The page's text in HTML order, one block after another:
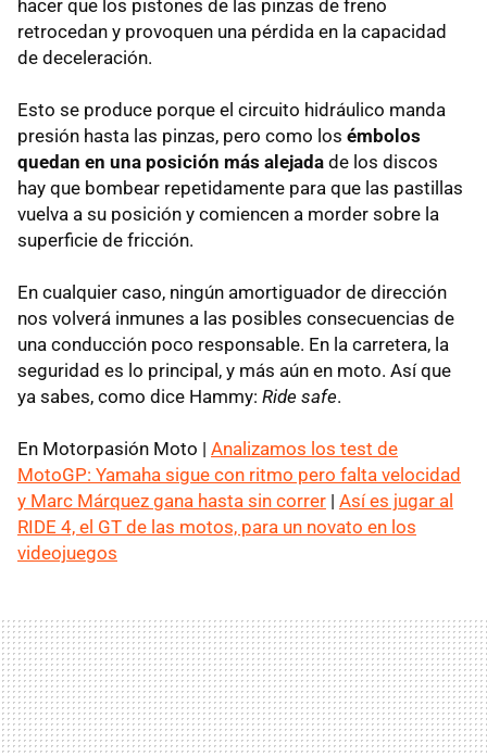
hacer que los pistones de las pinzas de freno
retrocedan y provoquen una pérdida en la capacidad
de deceleración.
Esto se produce porque el circuito hidráulico manda
presión hasta las pinzas, pero como los émbolos
quedan en una posición más alejada de los discos
hay que bombear repetidamente para que las pastillas
vuelva a su posición y comiencen a morder sobre la
superficie de fricción.
En cualquier caso, ningún amortiguador de dirección
nos volverá inmunes a las posibles consecuencias de
una conducción poco responsable. En la carretera, la
seguridad es lo principal, y más aún en moto. Así que
ya sabes, como dice Hammy: Ride safe.
En Motorpasión Moto | Analizamos los test de
MotoGP: Yamaha sigue con ritmo pero falta velocidad
y Marc Márquez gana hasta sin correr | Así es jugar al
RIDE 4, el GT de las motos, para un novato en los
videojuegos